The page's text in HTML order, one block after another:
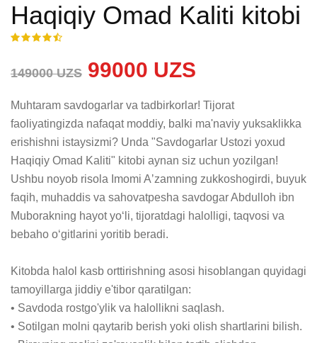
Haqiqiy Omad Kaliti kitobi
149000 UZS 99000 UZS
Muhtaram savdogarlar va tadbirkorlar! Tijorat
faoliyatingizda nafaqat moddiy, balki ma'naviy yuksaklikka
erishishni istaysizmi? Unda "Savdogarlar Ustozi yoxud
Haqiqiy Omad Kaliti" kitobi aynan siz uchun yozilgan!
Ushbu noyob risola Imomi Aʼzamning zukkoshogirdi, buyuk
faqih, muhaddis va sahovatpesha savdogar Abdulloh ibn
Muborakning hayot yoʻli, tijoratdagi halolligi, taqvosi va
bebaho oʻgitlarini yoritib beradi.
Kitobda halol kasb orttirishning asosi hisoblangan quyidagi
tamoyillarga jiddiy e'tibor qaratilgan:
• Savdoda rostgo'ylik va halollikni saqlash.
• Sotilgan molni qaytarib berish yoki olish shartlarini bilish.